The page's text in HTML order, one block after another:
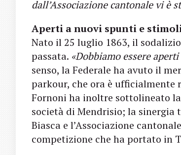
dall’Associazione cantonale vi è
Aperti a nuovi spunti e
Nato il 25 luglio 1863, il
passata. «Dobbiamo essere
senso, la Federale ha avuto il
parkour, che ora è ufficialmente
Fornoni ha inoltre sottolineato
società di Mendrisio; la
Biasca e l’Associazione
competizione che ha portato in